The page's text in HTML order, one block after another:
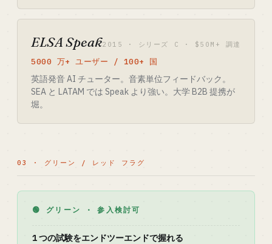
ELSA Speak2015 · シリーズ C · $50M+ 調達
5000 万+ ユーザー / 100+ 国
英語発音 AI チューター。音素単位フィードバック。
SEA と LATAM では Speak より強い。大学 B2B 提携が
堀。
03 · グリーン / レッド フラグ
🟢 グリーン · 参入検討可
1 つの試験をエンドツーエンドで握れる